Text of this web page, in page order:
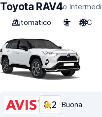
Toyota RAV4o
Automatico
5 A/C
8,2 Buona